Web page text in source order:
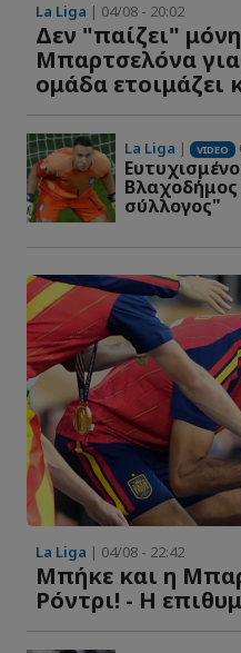
La Liga | 04/08 - 20:02
Δεν "παίζει"
Μπαρτσελόνα
ομάδα ετοιμάζει
La Liga | VIDEO
σύλλογος"
La Liga | 04/08 - 22:42
Mπήκε και η
Ρόντρι! - Η